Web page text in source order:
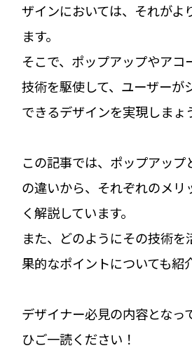
ザインにおいては、それがよ
ます。
そこで、ポップアップやアコ
技術を駆使して、ユーザーが
できるデザインを実現しまょ
この記事では、ポップアップ
の違いから、それぞれのメリ
く解説しています。
また、どのようにその技術を
果的なポイントについても紹
デザイナー必見の内容となっ
ひご一読ください！